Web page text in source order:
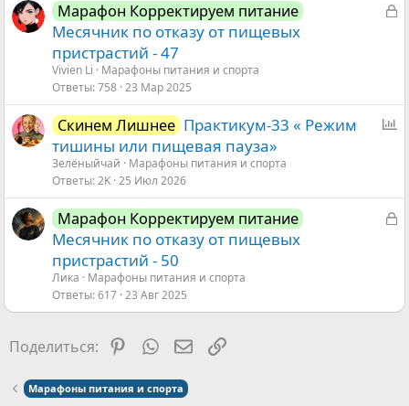
З
т
а
Марафон Корректируем питание
Месячник по отказу от пищевых
пристрастий - 47
Vivien Li
Марафоны питания и спорта
Ответы 758 23 Мар 2025
О
с
Скинем Лишнее Практикум-33 « Режим
тишины или пищевая пауза»
Зелёныйчай
Марафоны питания и спорта
Ответы 2K 25 Июл 2026
З
т
Марафон Корректируем питание
Месячник по отказу от пищевых
пристрастий - 50
Ликa
Марафоны питания и спорта
Ответы 617 23 Авг 2025
Поделиться: Pinterest
WhatsAppЭлектронная почта
Ссылка
Марафоны питания и спорта